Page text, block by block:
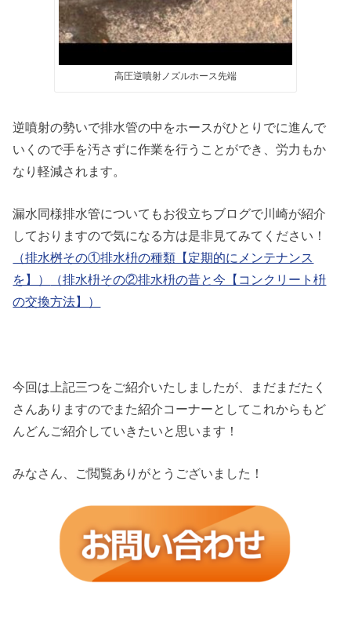
高圧逆噴射ノズルホース先端
逆噴射の勢いで排水管の中をホースがひとりでに進んで
いくので手を汚さずに作業を行うことができ、労力もか
なり軽減されます。
漏水同様排水管についてもお役立ちブログで川崎が紹介
しておりますので気になる方は是非見てみてください！
（排水桝その①排水枡の種類【定期的にメンテナンス
を】）
（排水枡その②排水枡の昔と今【コンクリート枡
の交換方法】）
今回は上記三つをご紹介いたしましたが、まだまだたく
さんありますのでまた紹介コーナーとしてこれからもど
んどんご紹介していきたいと思います！
みなさん、ご閲覧ありがとうございました！